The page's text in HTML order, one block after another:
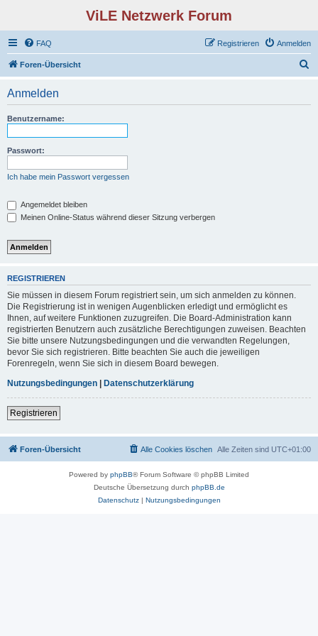
ViLE Netzwerk Forum
FAQ Anmelden
Registrieren
Foren-Übersicht
Anmelden
Benutzername:
Passwort:
Ich habe mein Passwort vergessen
Angemeldet bleiben
Meinen Online-Status während dieser Sitzung verbergen
REGISTRIEREN
Sie müssen in diesem Forum registriert sein, um sich anmelden zu können.
Die Registrierung ist in wenigen Augenblicken erledigt und ermöglicht es
Ihnen, auf weitere Funktionen zuzugreifen. Die Board-Administration kann
registrierten Benutzern auch zusätzliche Berechtigungen zuweisen. Beachten
Sie bitte unsere Nutzungsbedingungen und die verwandten Regelungen,
bevor Sie sich registrieren. Bitte beachten Sie auch die jeweiligen
Forenregeln, wenn Sie sich in diesem Board bewegen.
Nutzungsbedingungen | Datenschutzerklärung
Registrieren
Foren-Übersicht Alle Zeiten sind UTC+01:00
Alle Cookies löschen
Powered by phpBB® Forum Software © phpBB Limited
Deutsche Übersetzung durch phpBB.de
Datenschutz| Nutzungsbedingungen